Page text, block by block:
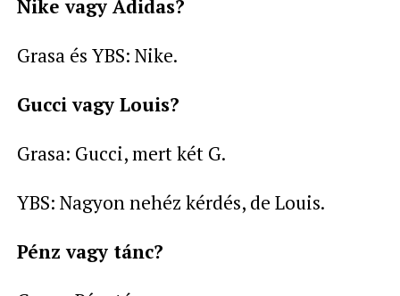
Nike vagy Adidas?
Grasa és YBS: Nike.
Gucci vagy Louis?
Grasa: Gucci, mert két G.
YBS: Nagyon nehéz kérdés, de Louis.
Pénz vagy tánc?